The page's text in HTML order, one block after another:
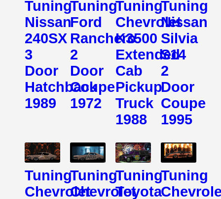
Tuning
Nissan
240SX
3
Door
Hatchback
1989
Tuning
Ford
Ranchero
2
Door
Coupe
1972
Tuning
Chevrolet
K3500
Extended
Cab
Pickup
Truck
1988
Tuning
Nissan
Silvia
S14
2
Door
Coupe
1995
Tuning
Chevrolet
Tuning
Chevrolet
Tuning
Toyota
Tuning